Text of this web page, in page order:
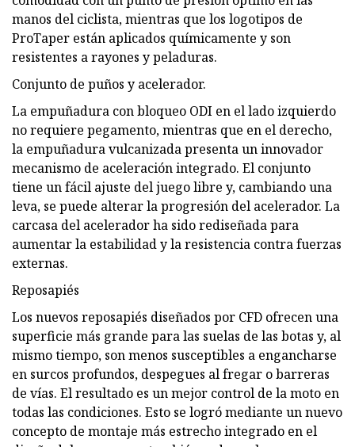
manos del ciclista, mientras que los logotipos de
ProTaper están aplicados químicamente y son
resistentes a rayones y peladuras.
Conjunto de puños y acelerador.
La empuñadura con bloqueo ODI en el lado izquierdo
no requiere pegamento, mientras que en el derecho,
la empuñadura vulcanizada presenta un innovador
mecanismo de aceleración integrado. El conjunto
tiene un fácil ajuste del juego libre y, cambiando una
leva, se puede alterar la progresión del acelerador. La
carcasa del acelerador ha sido rediseñada para
aumentar la estabilidad y la resistencia contra fuerzas
externas.
Reposapiés
Los nuevos reposapiés diseñados por CFD ofrecen una
superficie más grande para las suelas de las botas y, al
mismo tiempo, son menos susceptibles a engancharse
en surcos profundos, despegues al fregar o barreras
de vías. El resultado es un mejor control de la moto en
todas las condiciones. Esto se logró mediante un nuevo
concepto de montaje más estrecho integrado en el